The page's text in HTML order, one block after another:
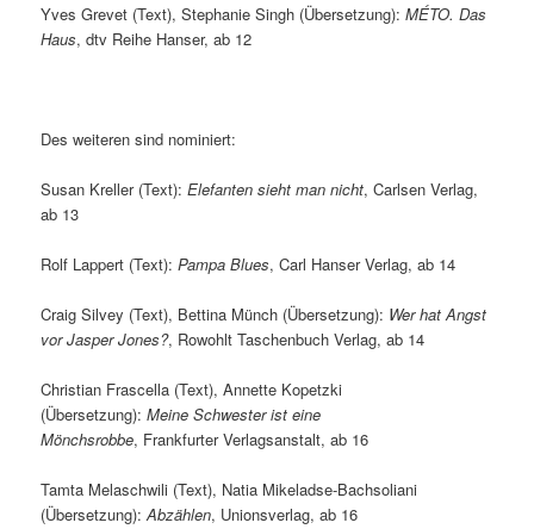
Yves Grevet (Text), Stephanie Singh (Übersetzung):MÉTO. Das
Haus, dtv Reihe Hanser, ab 12
Des weiteren sind nominiert:
Susan Kreller (Text):Elefanten sieht man nicht, Carlsen Verlag,
ab 13
Rolf Lappert (Text):Pampa Blues, Carl Hanser Verlag, ab 14
Craig Silvey (Text), Bettina Münch (Übersetzung): Wer hat Angst
vor Jasper Jones?, Rowohlt Taschenbuch Verlag, ab 14
Christian Frascella (Text), Annette Kopetzki
(Übersetzung):Meine Schwester ist eine
Mönchsrobbe, Frankfurter Verlagsanstalt, ab 16
Tamta Melaschwili (Text), Natia Mikeladse-Bachsoliani
(Übersetzung):Abzählen, Unionsverlag, ab 16